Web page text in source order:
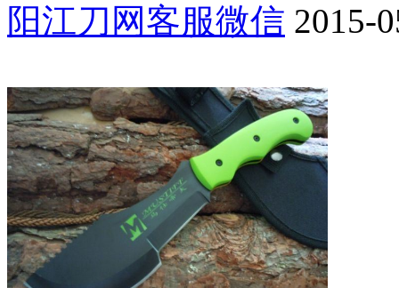
阳江刀网客服微信 2015-